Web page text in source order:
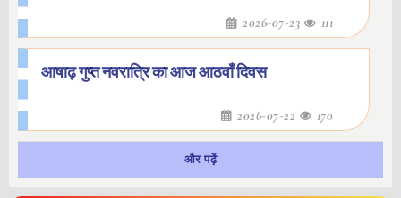
2026-07-23 111
आषाढ़ गुप्त नवरात्रि का आज आठवाँ दिवस
2026-07-22 170
और पढ़ें